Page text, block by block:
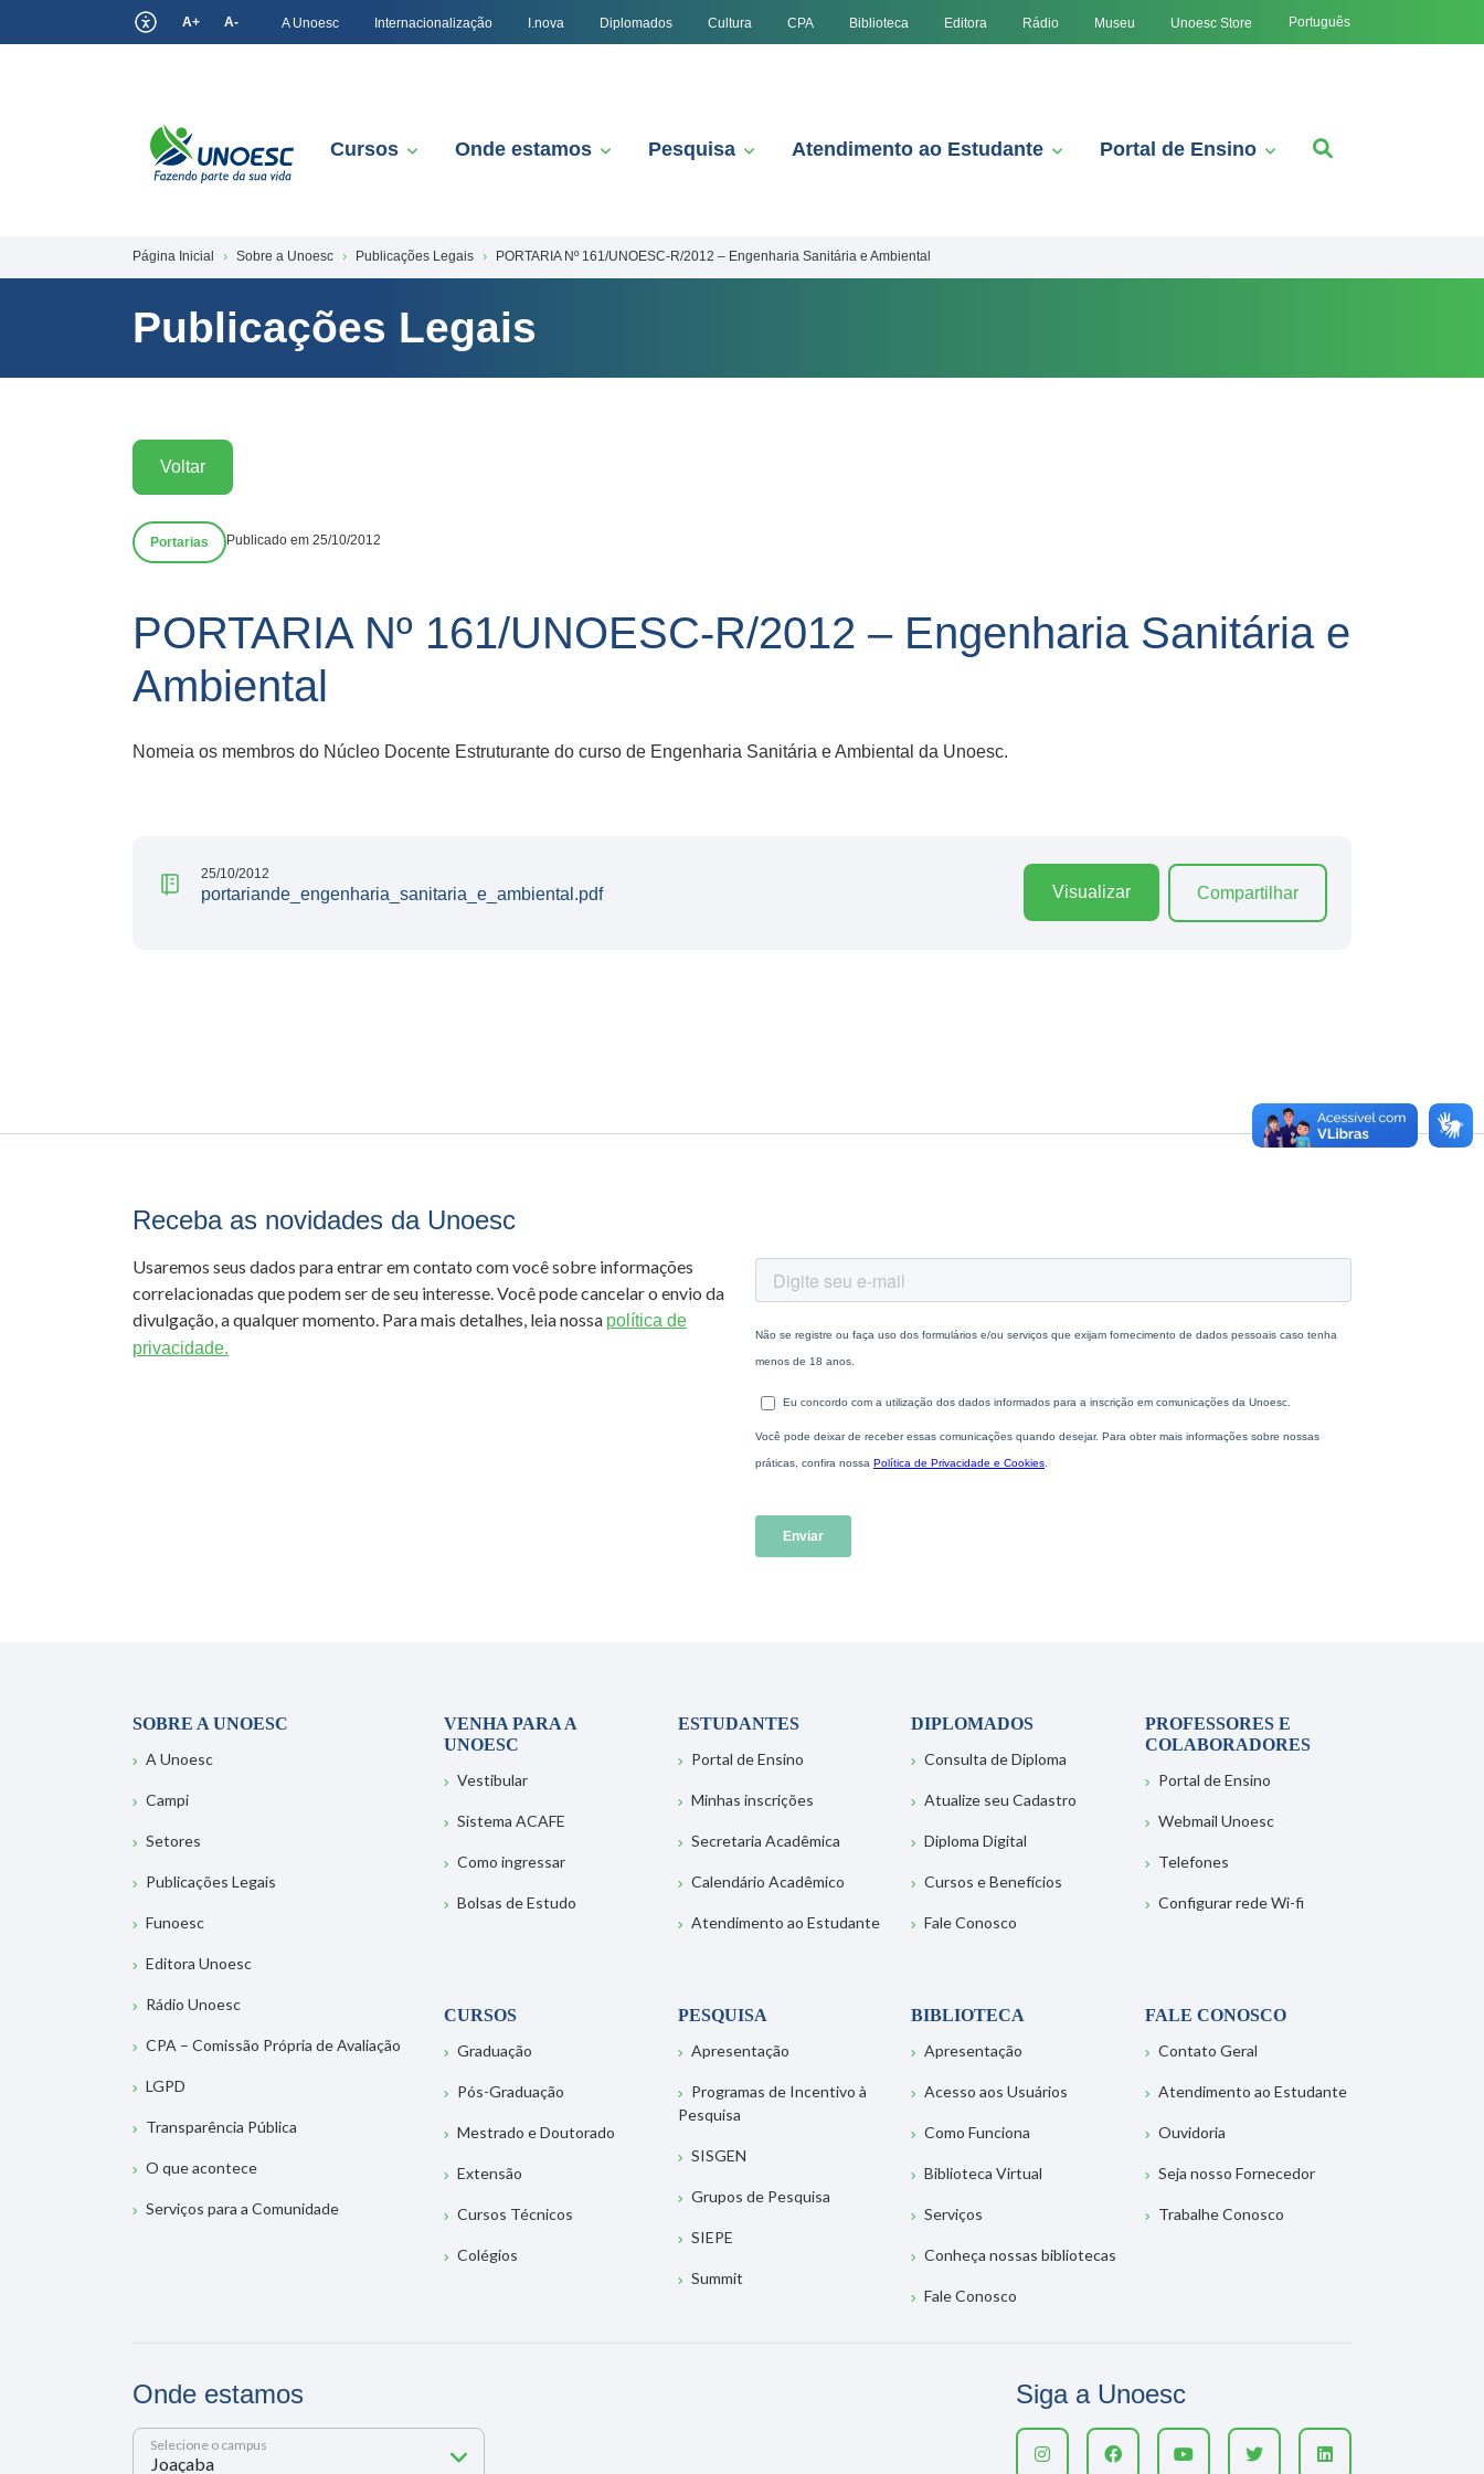
A+ A- A Unoesc Internacionalização I.nova Diplomados Cultura CPA Biblioteca Editora Rádio Museu Unoesc Store Português
Cursos Onde estamos Pesquisa Atendimento ao Estudante Portal de Ensino
Página Inicial Sobre a Unoesc Publicações Legais PORTARIA Nº 161/UNOESC-R/2012 – Engenharia Sanitária e Ambiental
Publicações Legais
Voltar
Portarias Publicado em 25/10/2012
PORTARIA Nº 161/UNOESC-R/2012 – Engenharia Sanitária e
Ambiental
Nomeia os membros do Núcleo Docente Estruturante do curso de Engenharia Sanitária e Ambiental da Unoesc.
25/10/2012
portariande_engenharia_sanitaria_e_ambiental.pdf Visualizar Compartilhar
Receba as novidades da Unoesc
Usaremos seus dados para entrar em contato com você sobre informações
correlacionadas que podem ser de seu interesse. Você pode cancelar o envio da
divulgação, a qualquer momento. Para mais detalhes, leia nossa política de
privacidade.
SOBRE A UNOESC
A Unoesc
Campi
Setores
Publicações Legais
Funoesc
Editora Unoesc
Rádio Unoesc
CPA – Comissão Própria de Avaliação
LGPD
Transparência Pública
O que acontece
Serviços para a Comunidade
VENHA PARA A
UNOESC
Vestibular
Sistema ACAFE
Como ingressar
Bolsas de Estudo
ESTUDANTES
Portal de Ensino
Minhas inscrições
Secretaria Acadêmica
Calendário Acadêmico
Atendimento ao Estudante
DIPLOMADOS
Consulta de Diploma
Atualize seu Cadastro
Diploma Digital
Cursos e Benefícios
Fale Conosco
PROFESSORES E
COLABORADORES
Portal de Ensino
Webmail Unoesc
Telefones
Configurar rede Wi-fi
CURSOS
Graduação
Pós-Graduação
Mestrado e Doutorado
Extensão
Cursos Técnicos
Colégios
PESQUISA
Apresentação
Programas de Incentivo à
Pesquisa
SISGEN
Grupos de Pesquisa
SIEPE
Summit
BIBLIOTECA
Apresentação
Acesso aos Usuários
Como Funciona
Biblioteca Virtual
Serviços
Conheça nossas bibliotecas
Fale Conosco
FALE CONOSCO
Contato Geral
Atendimento ao Estudante
Ouvidoria
Seja nosso Fornecedor
Trabalhe Conosco
Onde estamos
Selecione o campus
Siga a Unoesc